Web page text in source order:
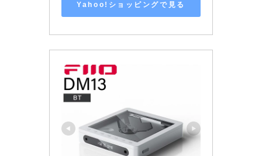
Yahoo!ショッピングで見る